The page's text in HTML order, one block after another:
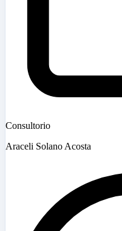
Consultorio
Araceli Solano Acosta